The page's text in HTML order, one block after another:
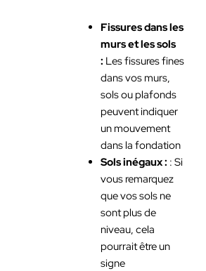
Fissures dans les
murs et les sols
: Les fissures fines
dans vos murs,
sols ou plafonds
peuvent indiquer
un mouvement
dans la fondation
Sols inégaux : : Si
vous remarquez
que vos sols ne
sont plus de
niveau, cela
pourrait être un
signe